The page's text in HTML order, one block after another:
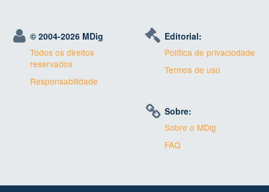
© 2004-2026 MDig
Todos os direitos
reservados
Responsabilidade
Editorial:
Política de privaciodade
Termos de uso
Sobre:
Sobre o MDig
FAQ